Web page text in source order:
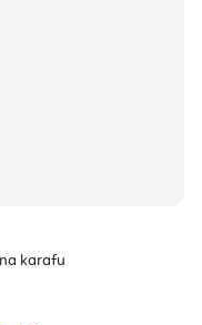
karafu